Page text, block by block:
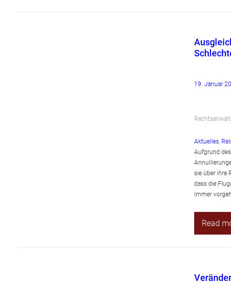
19. Januar
Aktuelles,
Aufgrund
sie über ihre
dass die
immer
Read